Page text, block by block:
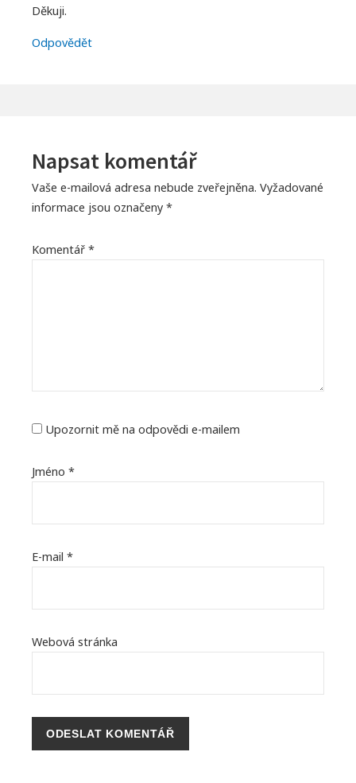
Děkuji.
Odpovědět
Napsat komentář
Vaše e-mailová adresa nebude zveřejněna. Vyžadované
informace jsou označeny *
Komentář *
Upozornit mě na odpovědi e-mailem
Jméno *
E-mail *
Webová stránka